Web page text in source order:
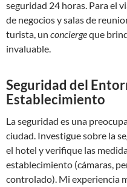
seguridad 24 horas. Para el
de negocios y salas de
turista, un conciergeque
invaluable.
Seguridad del
Establecimiento
La seguridad es una
ciudad. Investigue sobre la
el hotel y verifique las
establecimiento (cámaras,
controlado). Mi experiencia